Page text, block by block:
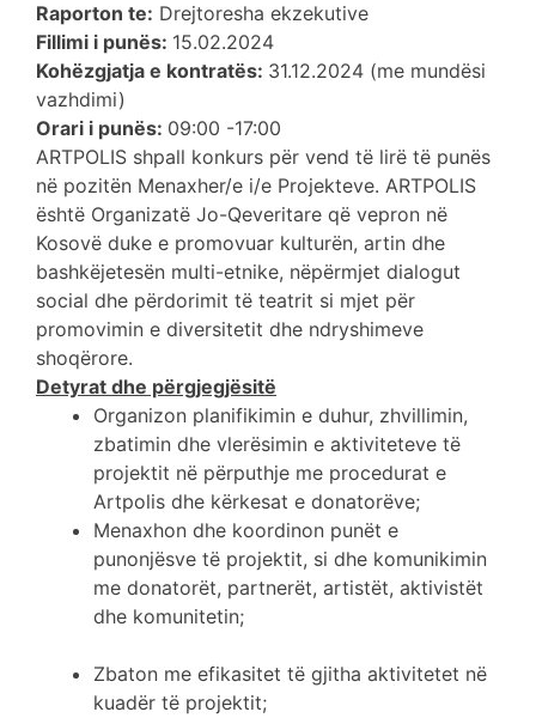
Raporton te: Drejtoresha ekzekutive
Fillimi i punës: 15.02.2024
Kohëzgjatja e kontratës: 31.12.2024 (me mundësi
vazhdimi)
Orari i punës: 09:00 -17:00
ARTPOLIS shpall konkurs për vend të lirë të punës
në pozitën Menaxher/e i/e Projekteve. ARTPOLIS
është Organizatë Jo-Qeveritare që vepron në
Kosovë duke e promovuar kulturën, artin dhe
bashkëjetesën multi-etnike, nëpërmjet dialogut
social dhe përdorimit të teatrit si mjet për
promovimin e diversitetit dhe ndryshimeve
shoqërore.
Detyrat dhe përgjegjësitë
Organizon planifikimin e duhur, zhvillimin,
zbatimin dhe vlerësimin e aktiviteteve të
projektit në përputhje me procedurat e
Artpolis dhe kërkesat e donatorëve;
Menaxhon dhe koordinon punët e
punonjësve të projektit, si dhe komunikimin
me donatorët, partnerët, artistët, aktivistët
dhe komunitetin;
Zbaton me efikasitet të gjitha aktivitetet në
kuadër të projektit;